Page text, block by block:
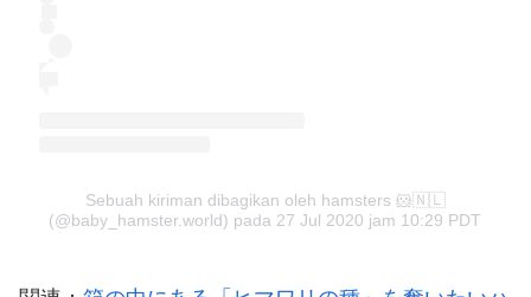
Sebuah kiriman dibagikan oleh hamsters 🐹🇳🇱
(@baby_hamster.world) pada 27 Jul 2020 jam 10:29 PDT